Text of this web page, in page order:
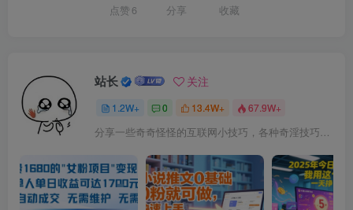
点赞 6 分享 收藏
站长 关注
1.2W+ 0 13.4W+ 67.9W+
分享一些奇奇怪怪的互联网小技巧，各种奇淫技巧都在本站。